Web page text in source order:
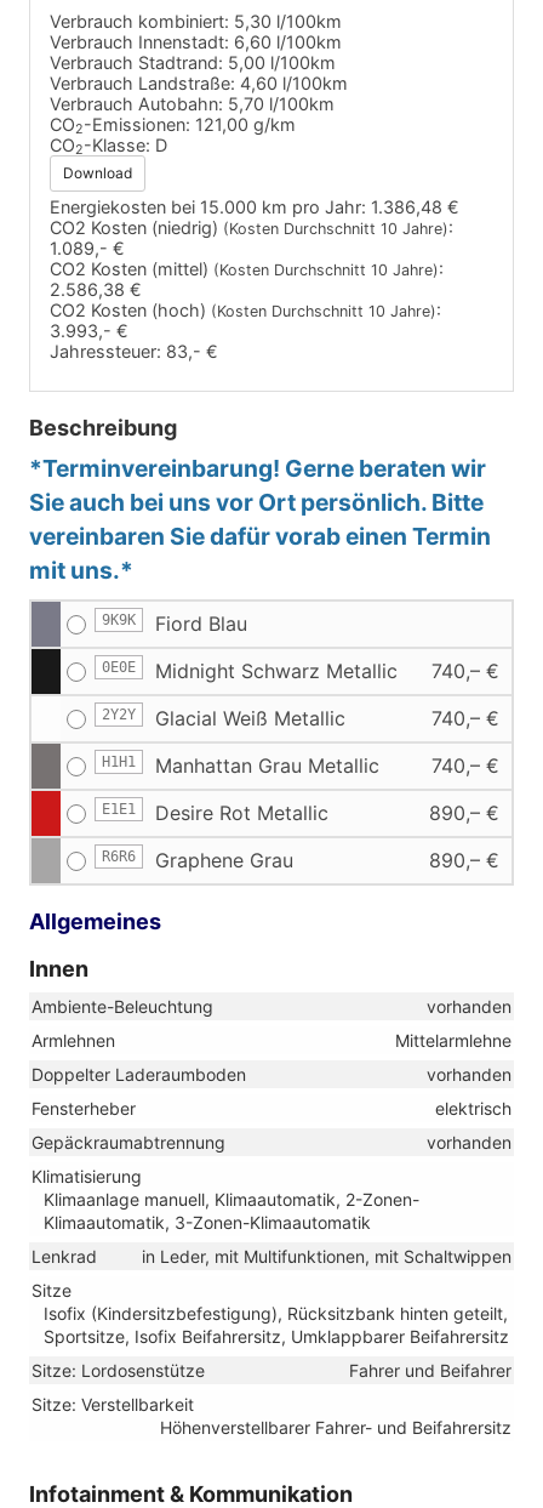
Verbrauch kombiniert: 5,30 l/100km
Verbrauch Innenstadt: 6,60 l/100km
Verbrauch Stadtrand: 5,00 l/100km
Verbrauch Landstraße: 4,60 l/100km
Verbrauch Autobahn: 5,70 l/100km
CO2-Emissionen: 121,00 g/km
CO2-Klasse: D
Download
Energiekosten bei 15.000 km pro Jahr: 1.386,48 €
CO2 Kosten (niedrig) (Kosten Durchschnitt 10 Jahre):
1.089,- €
CO2 Kosten (mittel) (Kosten Durchschnitt 10 Jahre):
2.586,38 €
CO2 Kosten (hoch) (Kosten Durchschnitt 10 Jahre):
3.993,- €
Jahressteuer: 83,- €
Beschreibung
*Terminvereinbarung! Gerne beraten wir
Sie auch bei uns vor Ort persönlich. Bitte
vereinbaren Sie dafür vorab einen Termin
mit uns.*
9K9K Fiord Blau
0E0E Midnight Schwarz Metallic 740,– €
2Y2Y Glacial Weiß Metallic 740,– €
H1H1 Manhattan Grau Metallic 740,– €
E1E1 Desire Rot Metallic 890,– €
R6R6 Graphene Grau 890,– €
Allgemeines
Innen
Ambiente-Beleuchtung
vorhanden
Armlehnen
Mittelarmlehne
Doppelter Laderaumboden
vorhanden
Fensterheber
elektrisch
Gepäckraumabtrennung
vorhanden
Klimatisierung
Klimaanlage manuell, Klimaautomatik, 2-Zonen-
Klimaautomatik, 3-Zonen-Klimaautomatik
Lenkrad
in Leder, mit Multifunktionen, mit Schaltwippen
Sitze
Isofix (Kindersitzbefestigung), Rücksitzbank hinten geteilt,
Sportsitze, Isofix Beifahrersitz, Umklappbarer Beifahrersitz
Sitze: Lordosenstütze
Fahrer und Beifahrer
Sitze: Verstellbarkeit
Höhenverstellbarer Fahrer- und Beifahrersitz
Infotainment & Kommunikation